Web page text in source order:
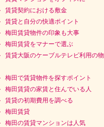
賃貸契約における敷金
賃貸と自分の快適ポイント
梅田賃貸物件の印象も大事
梅田賃貸をマナーで選ぶ
賃貸大阪のケーブルテレビ利用の物
梅田で賃貸物件を探すポイント
梅田賃貸の家賃と住んでいる人
賃貸の初期費用を調べる
梅田賃貸
梅田の賃貸マンションは人気